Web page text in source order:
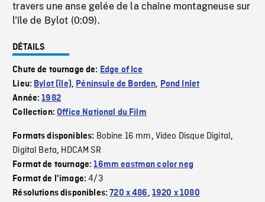
travers une anse gelée de la chaîne montagneuse sur
l'île de Bylot (0:09).
DÉTAILS
Chute de tournage de: Edge of Ice
Lieu: Bylot (île), Péninsule de Borden, Pond Inlet
Année:1982
Collection:Office National du Film
Formats disponibles: Bobine 16 mm, Video Disque Digital,
Digital Beta, HDCAM SR
Format de tournage:16mm eastman color neg
Format de l'image:4/3
Résolutions disponibles:720 x 486, 1920 x 1080